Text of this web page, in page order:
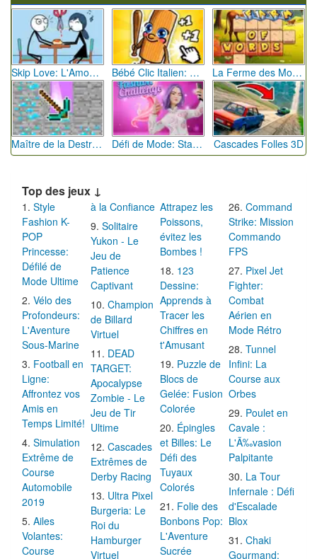
Skip Love: L'Amour en Péril Bébé Clic Italien: La Folie des Petits Bambins La Ferme des Mots - Cultivez votre Vocabulaire
Maître de la Destruction: Fusion de Pioches Défi de Mode: Star du Podium Cascades Folles 3D
Top des jeux ↓
Style
Fashion K-
POP
Princesse:
Défilé de
Mode Ultime
Vélo des
Profondeurs:
L'Aventure
Sous-Marine
Football en
Ligne:
Affrontez vos
Amis en
Temps Limité!
Simulation
Extrême de
Course
Automobile
2019
Ailes
Volantes:
Course
à la Confiance
Solitaire
Yukon - Le
Jeu de
Patience
Captivant
Champion
de Billard
Virtuel
DEAD
TARGET:
Apocalypse
Zombie - Le
Jeu de Tir
Ultime
Cascades
Extrêmes de
Derby Racing
Ultra Pixel
Burgeria: Le
Roi du
Hamburger
Virtuel
Attrapez les
Poissons,
évitez les
Bombes !
123
Dessine:
Apprends à
Tracer les
Chiffres en
t'Amusant
Puzzle de
Blocs de
Gelée: Fusion
Colorée
Épingles
et Billes: Le
Défi des
Tuyaux
Colorés
Folie des
Bonbons Pop:
L'Aventure
Sucrée
Command
Strike: Mission
Commando
FPS
Pixel Jet
Fighter:
Combat
Aérien en
Mode Rétro
Tunnel
Infini: La
Course aux
Orbes
Poulet en
Cavale :
L'Ã‰vasion
Palpitante
La Tour
Infernale : Défi
d'Escalade
Blox
Chaki
Gourmand: